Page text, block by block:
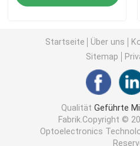
Indoor-LED-Bildschirm
LED-Schirm-Module
Startseite Über uns
Sitemap
QualitätGeführte
Fabrik.Copyright ©
Optoelectronics